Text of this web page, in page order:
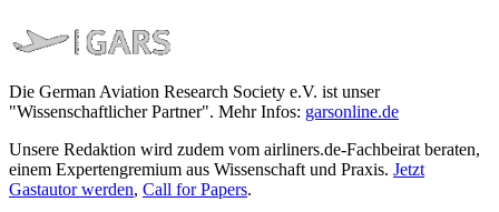
Die German Aviation Research Society e.V. ist unser
"Wissenschaftlicher Partner". Mehr Infos: garsonline.de
Unsere Redaktion wird zudem vom airliners.de-Fachbeirat beraten,
einem Expertengremium aus Wissenschaft und Praxis. Jetzt
Gastautor werden, Call for Papers.